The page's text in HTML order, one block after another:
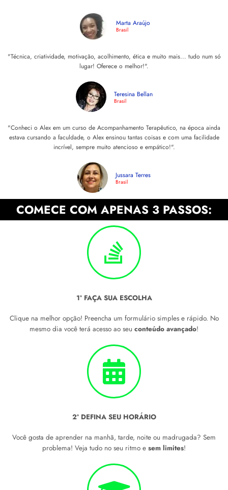
Marta Araújo
Brasil
"Técnica, criatividade, motivação, acolhimento, ética e muito mais... tudo num só
lugar! Oferece o melhor!".
Teresina Bellan
Brasil
"Conheci o Alex em um curso de Acompanhamento Terapêutico, na época ainda
estava cursando a faculdade, o Alex ensinou tantas coisas e com uma facilidade
incrível, sempre muito atencioso e empático!".
Jussara Terres
Brasil
COMECE COM APENAS 3 PASSOS:
1º FAÇA SUA ESCOLHA
Clique na melhor opção! Preencha um formulário simples e rápido. No
mesmo dia você terá acesso ao seu conteúdo avançado!
2º DEFINA SEU HORÁRIO
Você gosta de aprender na manhã, tarde, noite ou madrugada? Sem
problema! Veja tudo no seu ritmo e sem limites!